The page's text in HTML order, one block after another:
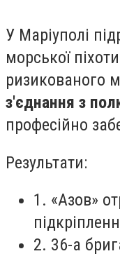
У Маріуполі
морської
ризикованого
з'єднання з
професійно
Результати:
1. «Азов»
2. 36-а